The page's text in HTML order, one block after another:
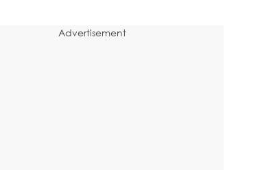
Advertisement